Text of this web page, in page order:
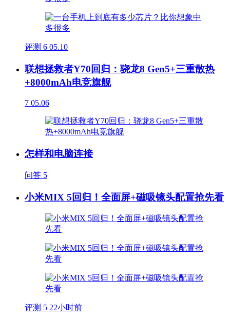
评测 6 05.10
联想拯救者Y70回归：骁龙8 Gen5+三重散热
+8000mAh电竞旗舰
7 05.06
怎样和电脑连接
问答 5
小米MIX 5回归！全面屏+磁吸镜头配置抢先看
评测 5 22小时前